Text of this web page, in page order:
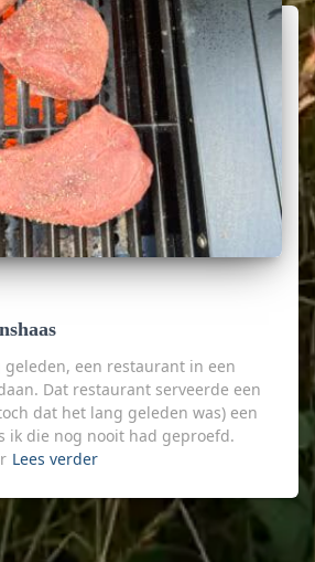
geleden, een restaurant in een
Dat restaurant serveerde een
dat het lang geleden was) een
ik die nog nooit had geproefd.
Lees verder